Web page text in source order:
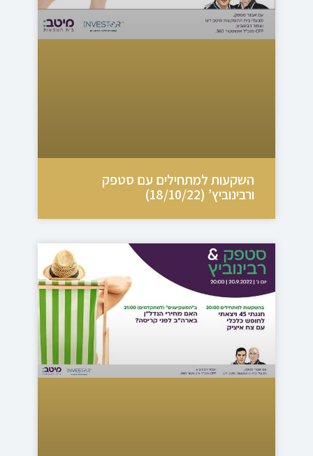
השקעות למתחילים עם סטפק
ורבינוביץ’ (18/10/22)